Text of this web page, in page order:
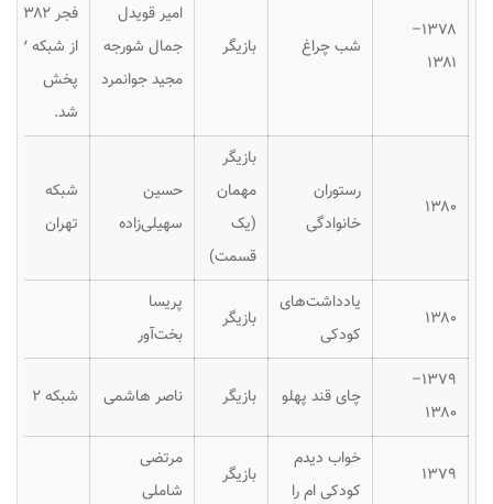
۱۳۷۸–
۱۳۸۱
شب چراغ بازیگر
امیر قویدل
جمال شورجه
مجید جوانمرد
فجر ۱۳۸۲
از شبکه ۲
پخش
شد.
۱۳۸۰
رستوران
خانوادگی
بازیگر
مهمان
(یک
قسمت)
حسین
سهیلی‌زاده
شبکه
تهران
۱۳۸۰
یادداشت‌های
کودکی
بازیگر
پریسا
بخت‌آور
۱۳۷۹–
۱۳۸۰
چای قند پهلو بازیگر ناصر هاشمی شبکه ۲
۱۳۷۹
خواب دیدم
کودکی ام را
بازیگر
مرتضی
شاملی